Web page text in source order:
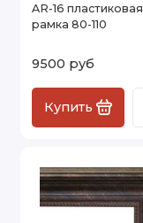
AR-16 пластиковая
рамка 80-110
9500 руб
Купить